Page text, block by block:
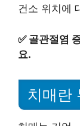
건소 위치에
✅ 골관절염
요.
치매란